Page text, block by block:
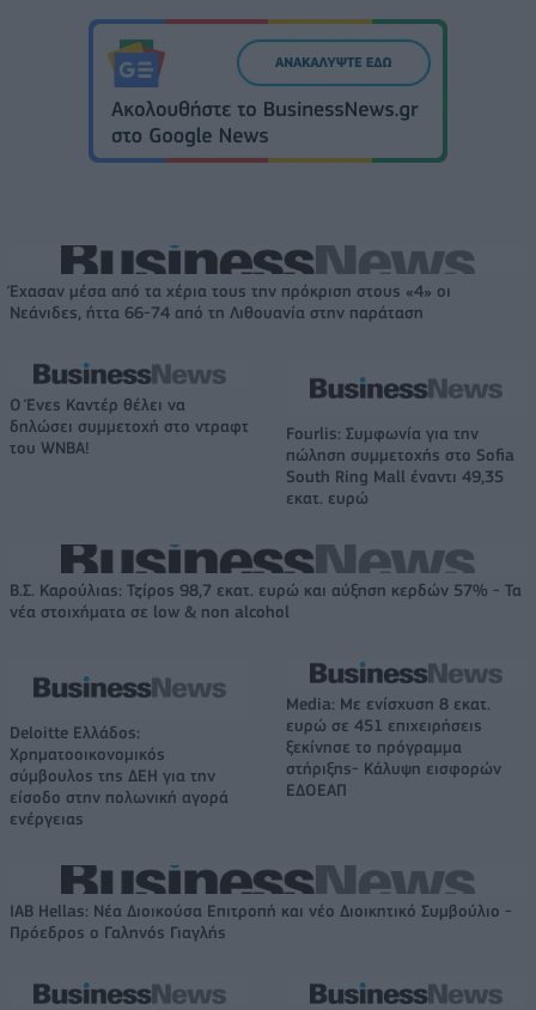
Έχασαν μέσα από τα χέρια τους την πρόκριση στους «4» οι
Νεάνιδες, ήττα 66-74 από τη Λιθουανία στην παράταση
Ο Ένες Καντέρ θέλει να
δηλώσει συμμετοχή στο ντραφτ
του WNBA!
Fourlis: Συμφωνία για την
πώληση συμμετοχής στο Sofia
South Ring Mall έναντι 49,35
εκατ. ευρώ
Β.Σ. Καρούλιας: Τζίρος 98,7 εκατ. ευρώ και αύξηση κερδών 57% - Τα
νέα στοιχήματα σε low & non alcohol
Deloitte Ελλάδος:
Χρηματοοικονομικός
σύμβουλος της ΔΕΗ για την
είσοδο στην πολωνική αγορά
ενέργειας
Media: Με ενίσχυση 8 εκατ.
ευρώ σε 451 επιχειρήσεις
ξεκίνησε το πρόγραμμα
στήριξης- Κάλυψη εισφορών
ΕΔΟΕΑΠ
IAB Hellas: Νέα Διοικούσα Επιτροπή και νέο Διοικητικό Συμβούλιο -
Πρόεδρος ο Γαληνός Γιαγλής